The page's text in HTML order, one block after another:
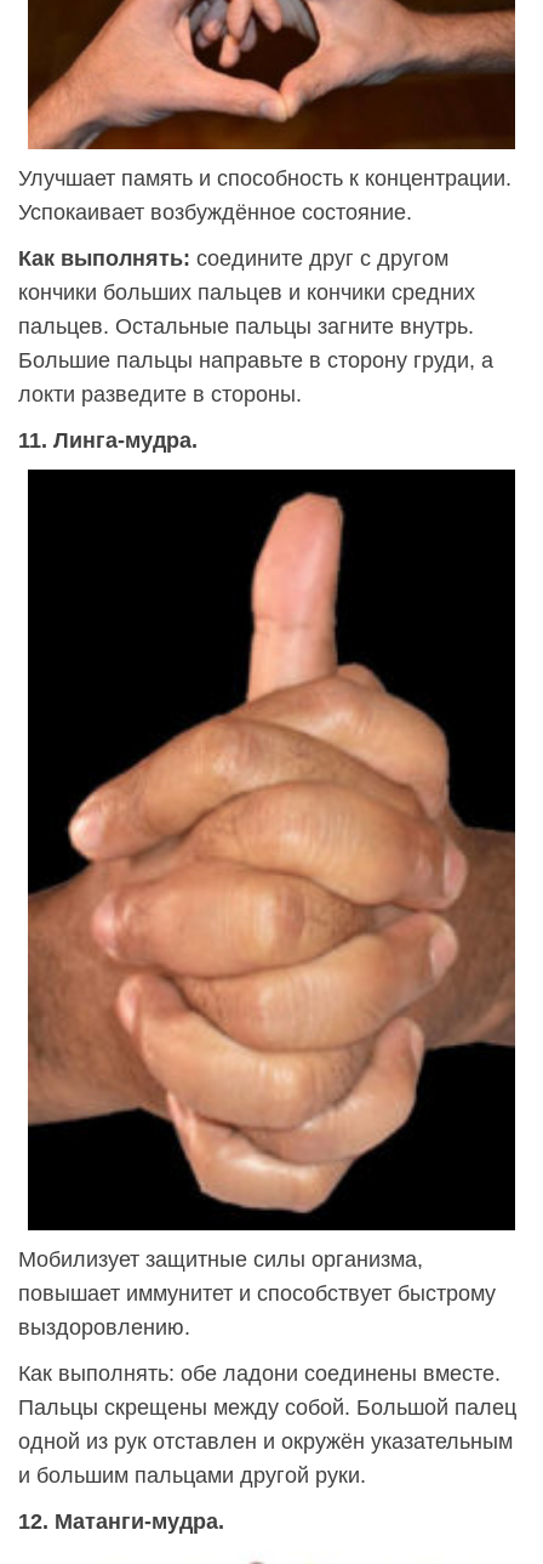
Улучшает память и способность к концентрации.
Успокаивает возбуждённое состояние.
Как выполнять: соедините друг с другом
кончики больших пальцев и кончики средних
пальцев. Остальные пальцы загните внутрь.
Большие пальцы направьте в сторону груди, а
локти разведите в стороны.
11. Линга-мудра.
Мобилизует защитные силы организма,
повышает иммунитет и способствует быстрому
выздоровлению.
Как выполнять: обе ладони соединены вместе.
Пальцы скрещены между собой. Большой палец
одной из рук отставлен и окружён указательным
и большим пальцами другой руки.
12. Матанги-мудра.